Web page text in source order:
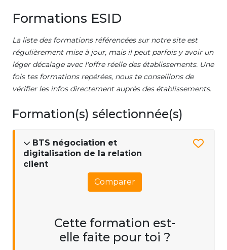
Formations ESID
La liste des formations référencées sur notre site est
régulièrement mise à jour, mais il peut parfois y avoir un
léger décalage avec l'offre réelle des établissements. Une
fois tes formations repérées, nous te conseillons de
vérifier les infos directement auprès des établissements.
Formation(s) sélectionnée(s)
BTS négociation et
digitalisation de la relation
client
Comparer
Cette formation est-
elle faite pour toi ?